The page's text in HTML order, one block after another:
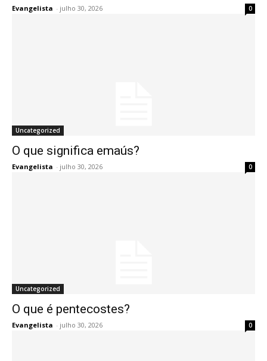
Evangelista - julho 30, 2026 0
Uncategorized
O que significa emaús?
Evangelista - julho 30, 2026 0
Uncategorized
O que é pentecostes?
Evangelista - julho 30, 2026 0